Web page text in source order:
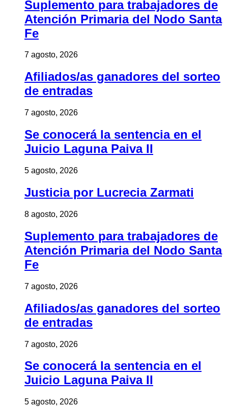
Suplemento para trabajadores de
Atención Primaria del Nodo Santa
Fe
7 agosto, 2026
Afiliados/as ganadores del sorteo
de entradas
7 agosto, 2026
Se conocerá la sentencia en el
Juicio Laguna Paiva II
5 agosto, 2026
Justicia por Lucrecia Zarmati
8 agosto, 2026
Suplemento para trabajadores de
Atención Primaria del Nodo Santa
Fe
7 agosto, 2026
Afiliados/as ganadores del sorteo
de entradas
7 agosto, 2026
Se conocerá la sentencia en el
Juicio Laguna Paiva II
5 agosto, 2026